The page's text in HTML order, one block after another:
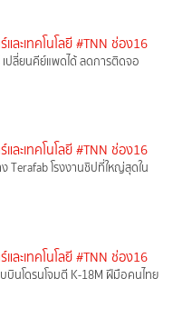
ละเทคโนโลยี #TNN ช่อง16
เปลี่ยนคีย์แพดได้ ลดการติดจอ
ละเทคโนโลยี #TNN ช่อง16
Terafab โรงงานชิปที่ใหญ่สุดใน
ละเทคโนโลยี #TNN ช่อง16
บินโดรนโจมตี K-18M ฝีมือคนไทย